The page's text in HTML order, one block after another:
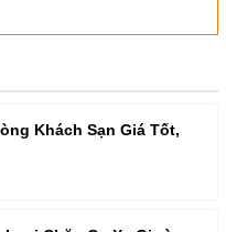
Khách Sạn Giá Tốt,